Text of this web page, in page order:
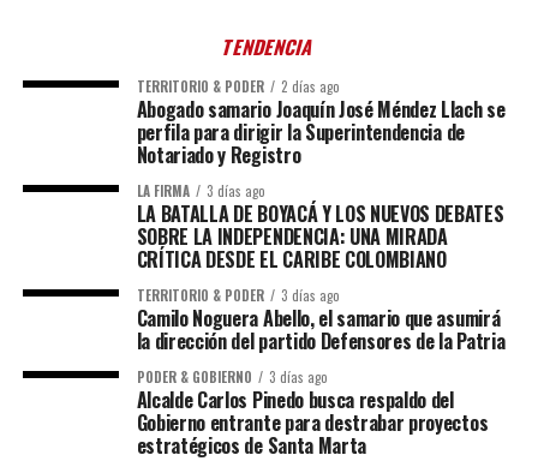
TENDENCIA
TERRITORIO & PODER 2 días ago
Abogado samario Joaquín José Méndez Llach se
perfila para dirigir la Superintendencia de
Notariado y Registro
LA FIRMA 3 días ago
LA BATALLA DE BOYACÁ Y LOS NUEVOS DEBATES
SOBRE LA INDEPENDENCIA: UNA MIRADA
CRÍTICA DESDE EL CARIBE COLOMBIANO
TERRITORIO & PODER 3 días ago
Camilo Noguera Abello, el samario que asumirá
la dirección del partido Defensores de la Patria
PODER & GOBIERNO 3 días ago
Alcalde Carlos Pinedo busca respaldo del
Gobierno entrante para destrabar proyectos
estratégicos de Santa Marta